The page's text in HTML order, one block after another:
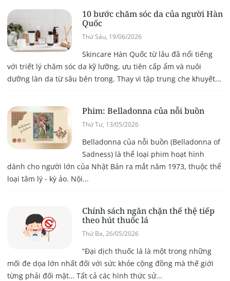
10 bước chăm sóc da của người Hàn
Quốc
Thứ Sáu, 19/06/2026
Skincare Hàn Quốc từ lâu đã nổi tiếng
với triết lý chăm sóc da kỹ lưỡng, ưu tiên cấp ẩm và nuôi
dưỡng làn da từ sâu bên trong. Thay vì tập trung che khuyết...
Phim: Belladonna của nỗi buồn
Thứ Tư, 13/05/2026
Belladonna của nỗi buồn (Belladonna of
Sadness) là thể loại phim hoạt hình
dành cho người lớn của Nhật Bản ra mắt năm 1973, thuộc thể
loại tâm lý - kỳ ảo. Nội...
Chính sách ngăn chặn thế thệ tiếp
theo hút thuốc lá
Thứ Ba, 26/05/2026
“Đại dịch thuốc lá là một trong những
mối đe dọa lớn nhất đối với sức khỏe cộng đồng mà thế giới
từng phải đối mặt… Tất cả các hình thức sử...